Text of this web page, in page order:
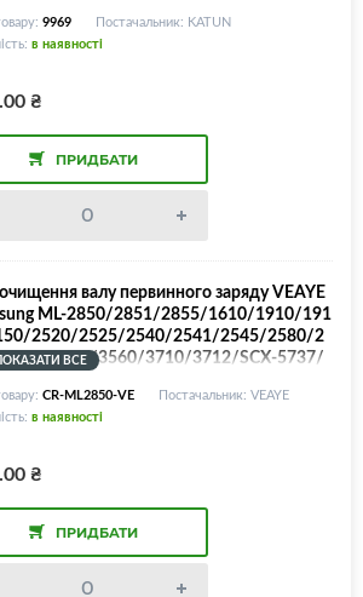
9969
Постачальник: KATUN
в наявності
₴
ПРИДБАТИ
валу первинного заряду VEAYE
ML-2850/2851/2855/1610/1910/191
2520/2525/2540/2541/2545/2580/2
2955/3560/3710/3712/SCX-5737/
5637/5639/4824/4828/4727/4728/472
4605/4610/4623/Xerox WorkCentre 32
Phaser 3250/MLT-D209L/D205/D285
D103/106R01487, PCR Cleaning Roller
ВСЕ
CR-ML2850-VE
Постачальник: VEAYE
в наявності
₴
ПРИДБАТИ